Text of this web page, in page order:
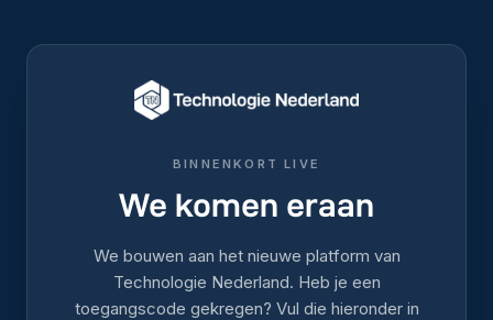
BINNENKORT LIVE
We komen eraan
We bouwen aan het nieuwe platform van
Technologie Nederland. Heb je een
toegangscode gekregen? Vul die hieronder in